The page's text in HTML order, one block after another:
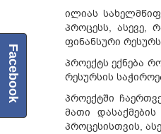
ილიას
პროცესს, ასევე,
ფინანსური
პროექტს ექნება
რესურსის
პროექტში
მათი
პროცესისთვის,
Facebook